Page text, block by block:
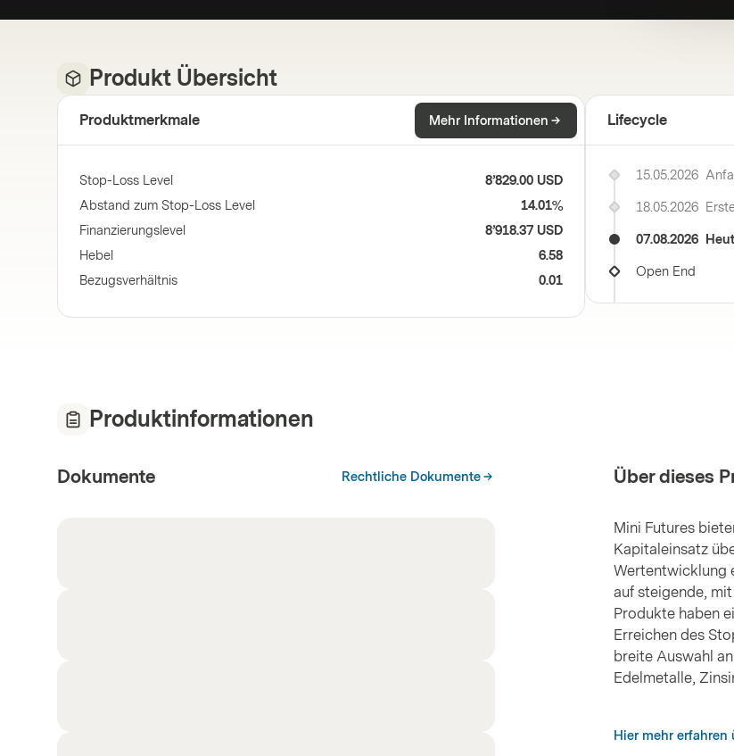
Produkt Übersicht
Produktmerkmale Mehr Informationen
Stop-Loss Level
8’829.00 USD
Abstand zum Stop-Loss Level
14.01%
Finanzierungslevel
8’918.37 USD
Hebel
6.58
Bezugsverhältnis
0.01
Lifecycle
15.05.2026
18.05.2026
07.08.2026
Open End
Produktinformationen
Dokumente Rechtliche Dokumente Über dieses
Mini Futures
Kapitaleinsatz
Wertentwicklung
auf steigende,
Produkte haben
Erreichen des
breite Auswahl
Edelmetalle,
Hier mehr erfahren